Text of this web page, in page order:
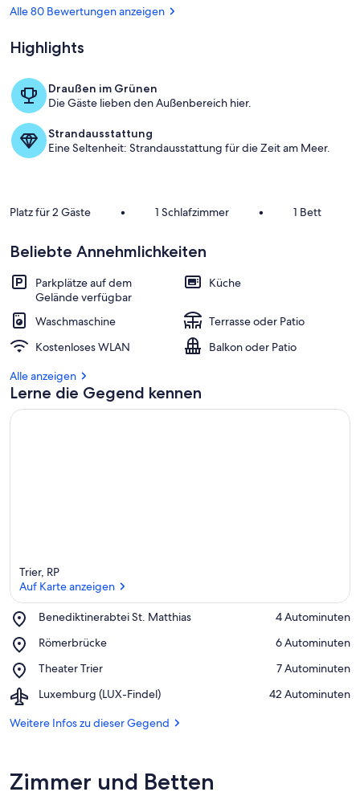
Speisen im Freien
Alle 80 Bewertungen anzeigen
Highlights
Draußen im Grünen
Die Gäste lieben den Außenbereich hier.
Strandausstattung
Eine Seltenheit: Strandausstattung für die Zeit am Meer.
Platz für 2 Gäste • 1 Schlafzimmer • 1 Bett
Beliebte Annehmlichkeiten
Parkplätze auf dem
Gelände verfügbar
Küche
Waschmaschine
Terrasse oder Patio
Kostenloses WLAN
Balkon oder Patio
Alle anzeigen
Lerne die Gegend kennen
Trier, RP
Auf Karte anzeigen
Benediktinerabtei St. Matthias
Place,
St.
‪4 Autominuten‬
Römerbrücke
Place,
‪6 Autominuten‬
Theater Trier
Place,
Trier
‪7 Autominuten‬
Luxemburg (LUX-Findel)
Airport,
(LUX-
‪42 Autominuten‬
Weitere Infos zu dieser Gegend
Zimmer und Betten